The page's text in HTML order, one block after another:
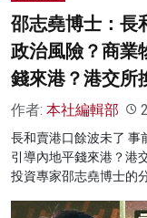
邵志堯博士：長
政治風險？商業
錢來港？港交所
作者: 本社編輯部
長和賣港口餘波未了 事
引導內地平錢來港？港
投資專家邵志堯博士的